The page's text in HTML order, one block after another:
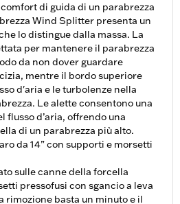
di guida di un parabrezza
Wind Splitter presenta un
lo distingue dalla massa. La
per mantenere il parabrezza
da non dover guardare
mentre il bordo superiore
d'aria e le turbolenze nella
Le alette consentono una
flusso d’aria, offrendo una
di un parabrezza più alto.
da 14” con supporti e morsetti
sulle canne della forcella
pressofusi con sgancio a leva
rimozione basta un minuto e il